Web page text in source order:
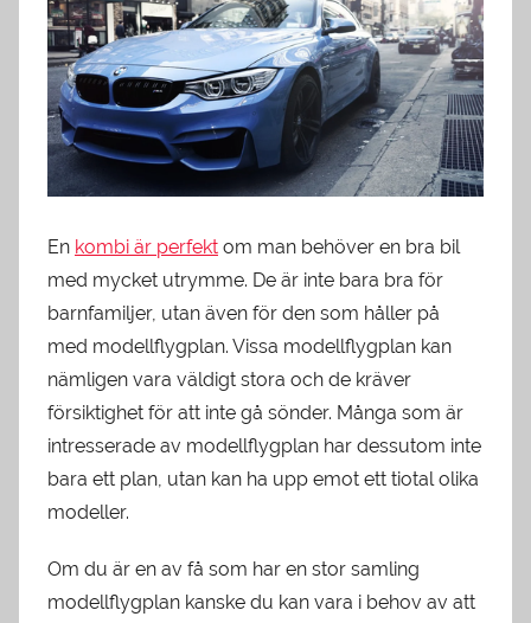
En kombi är perfekt om man behöver en bra bil
med mycket utrymme. De är inte bara bra för
barnfamiljer, utan även för den som håller på
med modellflygplan. Vissa modellflygplan kan
nämligen vara väldigt stora och de kräver
försiktighet för att inte gå sönder. Många som är
intresserade av modellflygplan har dessutom inte
bara ett plan, utan kan ha upp emot ett tiotal olika
modeller.
Om du är en av få som har en stor samling
modellflygplan kanske du kan vara i behov av att